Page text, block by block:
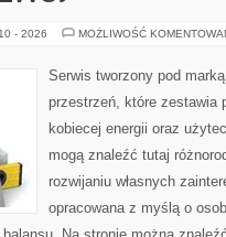
- 2026 MOŻLIWOŚĆ
Serwis tworzony pod
przestrzeń, które zestawia
kobiecej energii oraz
mogą znaleźć tutaj
rozwijaniu własnych
opracowana z myślą o